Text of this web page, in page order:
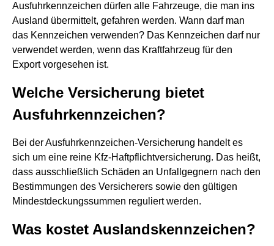
Ausfuhrkennzeichen dürfen alle Fahrzeuge, die man ins
Ausland übermittelt, gefahren werden. Wann darf man
das Kennzeichen verwenden? Das Kennzeichen darf nur
verwendet werden, wenn das Kraftfahrzeug für den
Export vorgesehen ist.
Welche Versicherung bietet
Ausfuhrkennzeichen?
Bei der Ausfuhrkennzeichen-Versicherung handelt es
sich um eine reine Kfz-Haftpflichtversicherung. Das heißt,
dass ausschließlich Schäden an Unfallgegnern nach den
Bestimmungen des Versicherers sowie den gültigen
Mindestdeckungssummen reguliert werden.
Was kostet Auslandskennzeichen?